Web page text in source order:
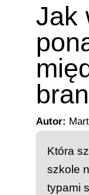
Jak
Autor:
Która
szkole
typami